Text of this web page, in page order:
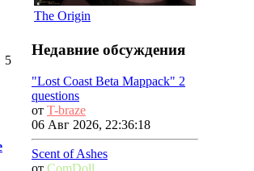
5
The Origin
Недавние обсуждения
"Lost Coast Beta Mappack" 2
questions
от T-braze
06 Авг 2026, 22:36:18
Scent of Ashes
от ComDoll